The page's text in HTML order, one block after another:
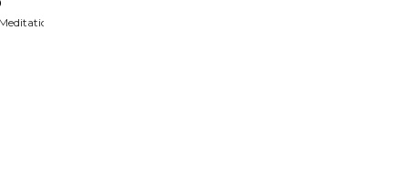
und Achtsamkeitscoach